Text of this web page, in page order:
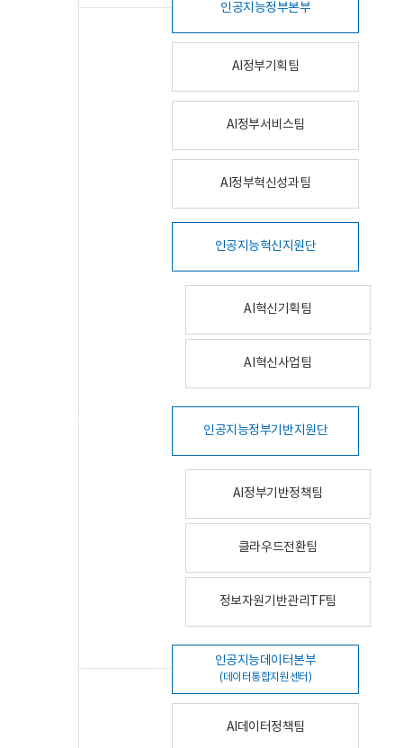
인공지능정부본부
AI정부기획팀
AI정부서비스팀
AI정부혁신성과팀
인공지능혁신지원단
AI혁신기획팀
AI혁신사업팀
인공지능정부기반지원단
AI정부기반정책팀
클라우드전환팀
정보자원기반관리TF팀
인공지능데이터본부
(데이터통합지원센터)
AI데이터정책팀